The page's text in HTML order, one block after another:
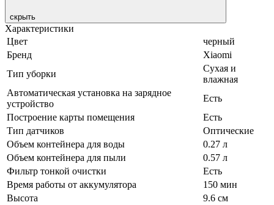
скрыть
Характеристики
Цвет
черный
Бренд
Xiaomi
Тип уборки
Сухая и
влажная
Автоматическая установка на зарядное
устройство
Есть
Построение карты помещения
Есть
Тип датчиков
Оптические
Объем контейнера для воды
0.27 л
Объем контейнера для пыли
0.57 л
Фильтр тонкой очистки
Есть
Время работы от аккумулятора
150 мин
Высота
9.6 см